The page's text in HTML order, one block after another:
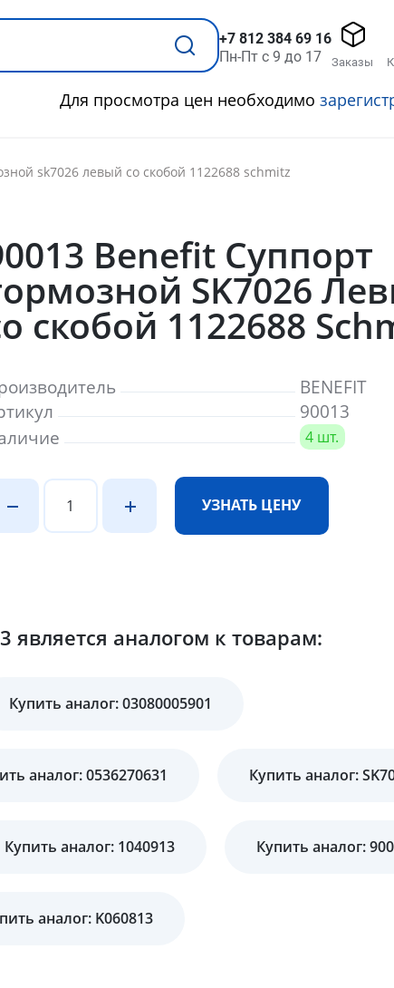
+7 812 384 69 16
Пн-Пт с 9 до 17
Заказы
Для просмотра цен необходимо
sk7026 левый со скобой 1122688 schmitz
Benefit Суппорт
SK7026
скобой 1122688
BENEFIT
90013
4 шт.
УЗНАТЬ ЦЕНУ
является аналогом к товарам:
Купить аналог: 03080005901
аналог: 0536270631 Купить аналог:
Купить аналог: 1040913 Купить аналог:
аналог: K060813